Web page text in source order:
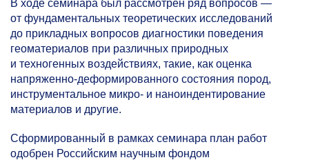
В ходе семинара был рассмотрен ряд вопросов —
от фундаментальных теоретических исследований
до прикладных вопросов диагностики поведения
геоматериалов при различных природных
и техногенных воздействиях, такие, как оценка
напряженно-деформированного состояния пород,
инструментальное микро- и наноиндентирование
материалов и другие.
Сформированный в рамках семинара план работ
одобрен Российским научным фондом